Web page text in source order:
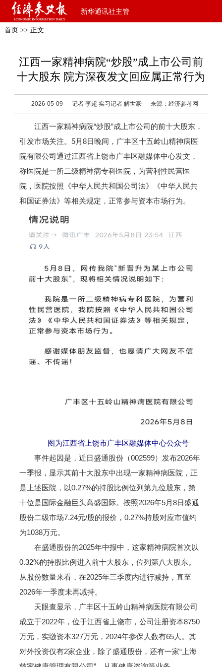
新华通讯社主管
首页 >> 正文
江西一家精神病院“炒股”成上市公司前
十大股东 院方深夜发文回应属正常行为
2026-05-09 记者 李超 实习记者 解世豪 来源：经济参考网
江西一家精神病院“炒股”成上市公司的前十大股东，
引发市场关注。5月8日晚间，广丰区十五岭山精神病医
院有限公司通过江西省上饶市广丰区融媒体中心发文，
称医院是一所二级精神病专科医院，为营利性民营医
院，医院按照《中华人民共和国公司法》《中华人民共
和国证券法》等相关规定，正常参与资本市场行为。
图为江西省上饶市广丰区融媒体中心公众号
事件起因是，近日盛通股份（002599）发布2026年
一季报，显示其前十大股东中出现一家精神病医院，正
是上述医院，以0.27%的持股比例位列第九位股东，第
十位是国际金融巨头高盛国际。按照2026年5月8日盛通
股份二级市场7.24元/股的报价，0.27%持股对应市值约
为1038万元。
在盛通股份的2025年中报中，这家精神病院首次以
0.32%的持股比例进入前十大股东，位列第八大股东。
从股份数量来看，在2025年三季度内进行减持，直至
2026年一季度未再减持。
天眼查显示，广丰区十五岭山精神病医院有限公司
成立于2022年，位于江西省上饶市，公司注册资本8750
万元，实缴资本327万元，2024年参保人数有65人。其
对外投资仅有2家企业，除了盛通股份，还有一家“上海